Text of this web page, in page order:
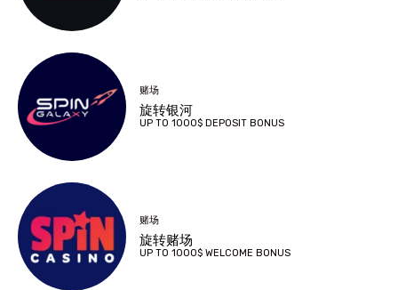
赌场
旋转银河
UP TO 1000$ DEPOSIT BONUS
赌场
旋转赌场
UP TO 1000$ WELCOME BONUS